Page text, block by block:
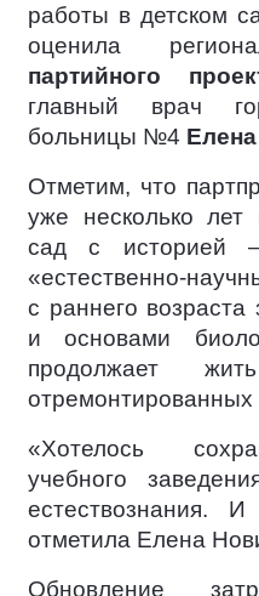
работы в детском
оценила
партийного
главный врач
больницы №4
Отметим, что
уже несколько лет
сад с историей
«естественно-
с раннего возраста
и основами
продолжает
отремонтированных
«Хотелось
учебного
естествознания.
отметила Елена
Обновление